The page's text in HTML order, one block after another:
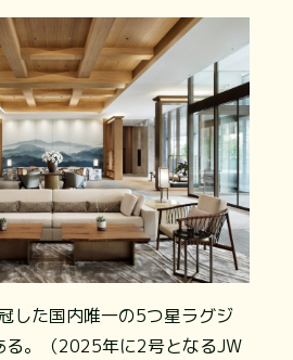
した国内唯一の5つ星ラグジ
る。（2025年に2号となるJW